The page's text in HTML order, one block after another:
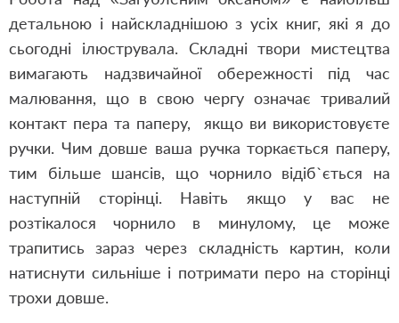
детальною і найскладнішою з усіх книг, які я до
сьогодні ілюструвала. Складні твори мистецтва
вимагають надзвичайної обережності під час
малювання, що в свою чергу означає тривалий
контакт пера та паперу, якщо ви використовуєте
ручки. Чим довше ваша ручка торкається паперу,
тим більше шансів, що чорнило відіб`ється на
наступній сторінці. Навіть якщо у вас не
розтікалося чорнило в минулому, це може
трапитись зараз через складність картин, коли
натиснути сильніше і потримати перо на сторінці
трохи довше.